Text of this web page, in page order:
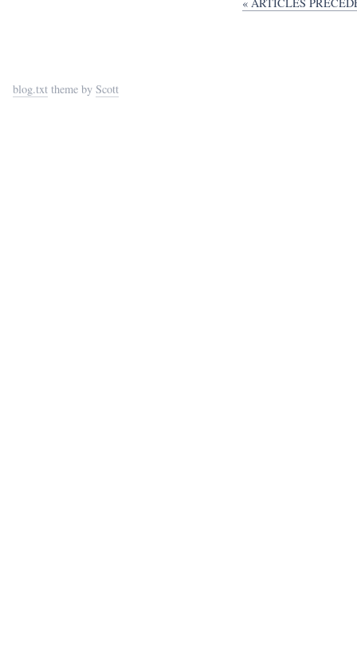
blog.txt theme by Scott